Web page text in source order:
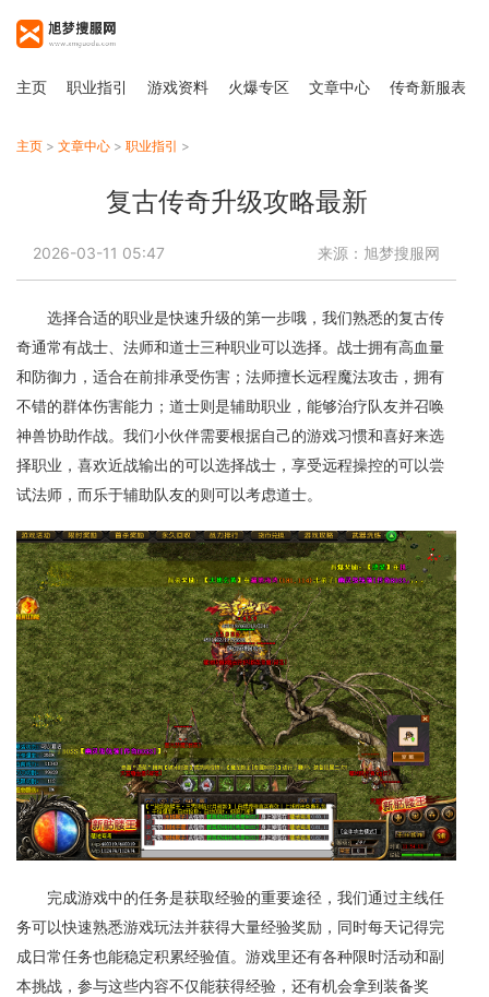
主页 职业指引 游戏资料 火爆专区 文章中心 传奇新服表
主页 > 文章中心 > 职业指引 >
复古传奇升级攻略最新
2026-03-11 05:47 来源：旭梦搜服网
选择合适的职业是快速升级的第一步哦，我们熟悉的复古传
奇通常有战士、法师和道士三种职业可以选择。战士拥有高血量
和防御力，适合在前排承受伤害；法师擅长远程魔法攻击，拥有
不错的群体伤害能力；道士则是辅助职业，能够治疗队友并召唤
神兽协助作战。我们小伙伴需要根据自己的游戏习惯和喜好来选
择职业，喜欢近战输出的可以选择战士，享受远程操控的可以尝
试法师，而乐于辅助队友的则可以考虑道士。
完成游戏中的任务是获取经验的重要途径，我们通过主线任
务可以快速熟悉游戏玩法并获得大量经验奖励，同时每天记得完
成日常任务也能稳定积累经验值。游戏里还有各种限时活动和副
本挑战，参与这些内容不仅能获得经验，还有机会拿到装备奖